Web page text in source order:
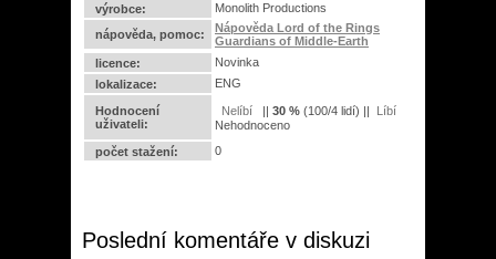
výrobce:
Monolith Productions
nápověda, pomoc:
Nápověda Lord of the Rings
Guardians of Middle-Earth
licence:
Novinka
lokalizace:
ENG
Hodnocení
uživateli:
|| 30 % (100/4 lidí) ||
Nehodnoceno
počet stažení:
0
Poslední komentáře v diskuzi